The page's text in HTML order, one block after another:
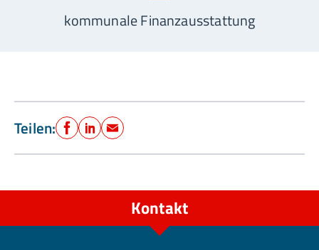
kommunale Finanzausstattung
Teilen: Facebook
LinkedIn
E-Mail
Kontakt